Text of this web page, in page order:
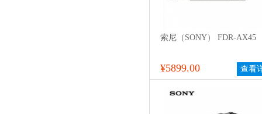
索尼（SONY） FDR-AX45
¥5899.00 查看